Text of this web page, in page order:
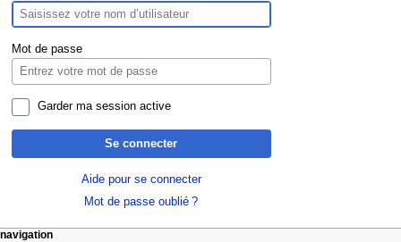
à
la
navigation
à
la
recherche
Mot de passe
Garder ma session active
Se connecter
Aide pour se connecter
Mot de passe oublié ?
navigation